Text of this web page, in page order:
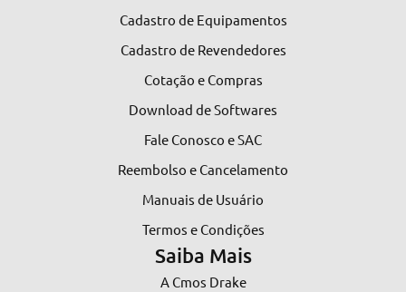
Cadastro de Equipamentos
Cadastro de Revendedores
Cotação e Compras
Download de Softwares
Fale Conosco e SAC
Reembolso e Cancelamento
Manuais de Usuário
Termos e Condições
Saiba Mais
A Cmos Drake